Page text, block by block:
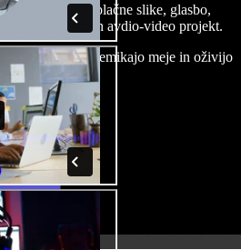
dodajajte brezplačne slike, glasbo,
celoten avdio-video projekt.
ustvarjalci premikajo meje in oživijo